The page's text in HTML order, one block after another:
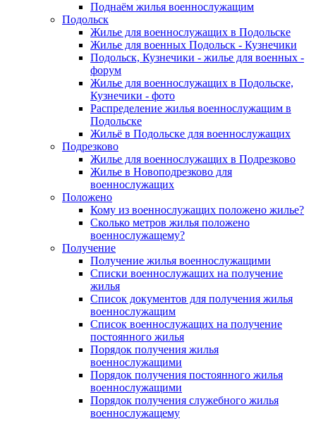
Поднаём жилья военнослужащим
Подольск
Жилье для военнослужащих в Подольске
Жилье для военных Подольск - Кузнечики
Подольск, Кузнечики - жилье для военных -
форум
Жилье для военнослужащих в Подольске,
Кузнечики - фото
Распределение жилья военнослужащим в
Подольске
Жильё в Подольске для военнослужащих
Подрезково
Жилье для военнослужащих в Подрезково
Жилье в Новоподрезково для
военнослужащих
Положено
Кому из военнослужащих положено жилье?
Сколько метров жилья положено
военнослужащему?
Получение
Получение жилья военнослужащими
Списки военнослужащих на получение
жилья
Список документов для получения жилья
военнослужащим
Список военнослужащих на получение
постоянного жилья
Порядок получения жилья
военнослужащими
Порядок получения постоянного жилья
военнослужащими
Порядок получения служебного жилья
военнослужащему